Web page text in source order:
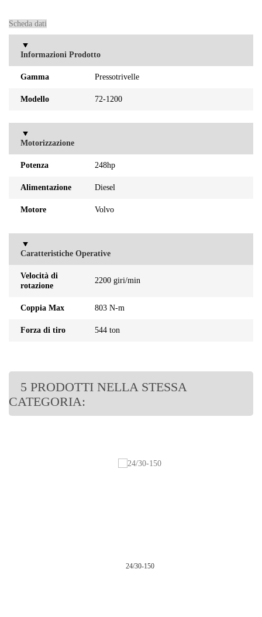
Scheda dati
Informazioni Prodotto
Gamma Pressotrivelle
Modello 72-1200
Motorizzazione
Potenza 248hp
Alimentazione Diesel
Motore Volvo
Caratteristiche Operative
Velocità di
rotazione
2200 giri/min
Coppia Max 803 N-m
Forza di tiro 544 ton
5 PRODOTTI NELLA STESSA
CATEGORIA:
24/30-150